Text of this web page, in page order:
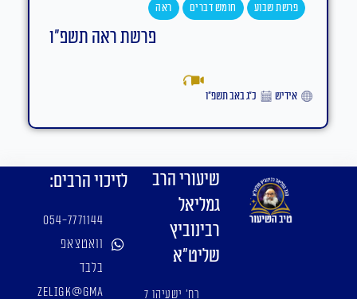
פרשת שבוע חומש דברים ראה
פרשת ראה תשפ"ו
אידיש כ״ג באב תשפ״ו
שיעורי הרב
גמליאל
רבינוביץ
שליט"א
רח' ישעיהו 7
לזיכוי הרבים:
054-7771144
וואטצאפ
בלבד
zeligk@gma